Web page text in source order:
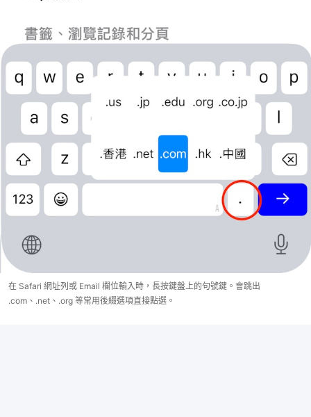
在 Safari 網址列或 Email 欄位輸入時，長按鍵盤上的句號鍵。會跳出
.com、.net、.org 等常用後綴選項直接點選。